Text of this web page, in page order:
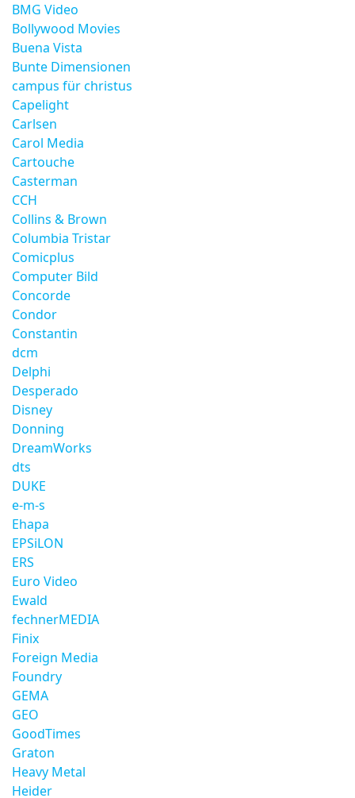
BMG Video
Bollywood Movies
Buena Vista
Bunte Dimensionen
campus für christus
Capelight
Carlsen
Carol Media
Cartouche
Casterman
CCH
Collins & Brown
Columbia Tristar
Comicplus
Computer Bild
Concorde
Condor
Constantin
dcm
Delphi
Desperado
Disney
Donning
DreamWorks
dts
DUKE
e-m-s
Ehapa
EPSiLON
ERS
Euro Video
Ewald
fechnerMEDIA
Finix
Foreign Media
Foundry
GEMA
GEO
GoodTimes
Graton
Heavy Metal
Heider